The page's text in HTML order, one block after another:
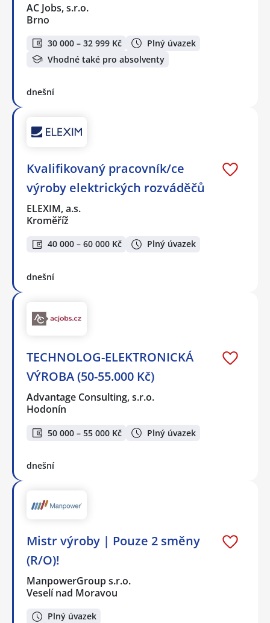
AC Jobs, s.r.o.
Brno
30 000 – 32 999 Kč
Plný úvazek
Vhodné také pro absolventy
dnešní
Kvalifikovaný pracovník/ce
výroby elektrických rozváděčů
ELEXIM, a.s.
Kroměříž
40 000 – 60 000 Kč Plný úvazek
dnešní
TECHNOLOG-ELEKTRONICKÁ
VÝROBA (50-55.000 Kč)
Advantage Consulting, s.r.o.
Hodonín
50 000 – 55 000 Kč Plný úvazek
dnešní
Mistr výroby | Pouze 2 směny
(R/O)!
ManpowerGroup s.r.o.
Veselí nad Moravou
Plný úvazek